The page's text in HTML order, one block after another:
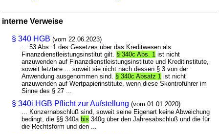
interne Verweise
§ 340 HGB (vom 22.06.2023)
... 53 Abs. 1 des Gesetzes über das Kreditwesen als
Finanzdienstleistungsinstitut gilt. § 340c Abs. 1 ist nicht
anzuwenden auf Finanzdienstleistungsinstitute und Kreditinstitute,
soweit letztere ... soweit sie nicht nach dessen § 3 von der
Anwendung ausgenommen sind. § 340c Absatz 1 ist nicht
anzuwenden auf Wertpapierinstitute, wenn diese Skontroführer im
Sinne des § 27 ...
§ 340i HGB Pflicht zur Aufstellung (vom 01.01.2020)
... Konzernabschluß sind, soweit seine Eigenart keine Abweichung
bedingt, die §§ 340abis 340g über den Jahresabschluß und die für
die Rechtsform und den ...